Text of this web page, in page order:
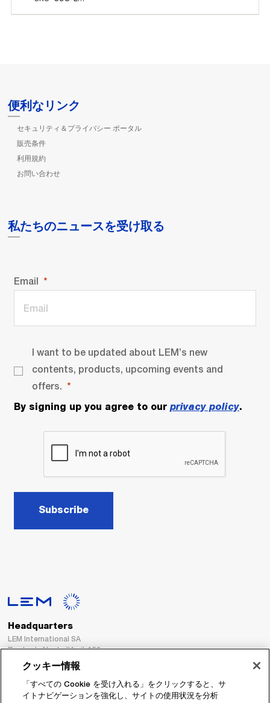
便利なリンク
セキュリティ＆プライバシー ポータル
販売条件
利用規約
お問い合わせ
私たちのニュースを受け取る
Email
I want to be updated about LEM’s new
contents, products, upcoming events and
offers.
By signing up you agree to our privacy policy.
Subscribe
Headquarters
LEM International SA
Route du Nant-d’Avril, 152
1217 Meyrin
Switzerland
Tel. : +41 22 706 11 11
クッキー情報
「すべての Cookie を受け入れる」をクリックすると、サ
イトナビゲーションを強化し、サイトの使用状況を分析